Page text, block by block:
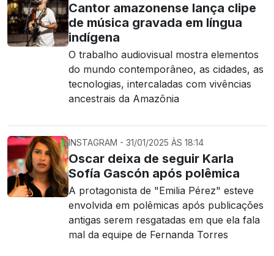
Cantor amazonense lança clipe
de música gravada em língua
indígena
O trabalho audiovisual mostra elementos
do mundo contemporâneo, as cidades, as
tecnologias, intercaladas com vivências
ancestrais da Amazônia
INSTAGRAM - 31/01/2025 ÀS 18:14
Oscar deixa de seguir Karla
Sofía Gascón após polêmica
A protagonista de "Emilia Pérez" esteve
envolvida em polêmicas após publicações
antigas serem resgatadas em que ela fala
mal da equipe de Fernanda Torres